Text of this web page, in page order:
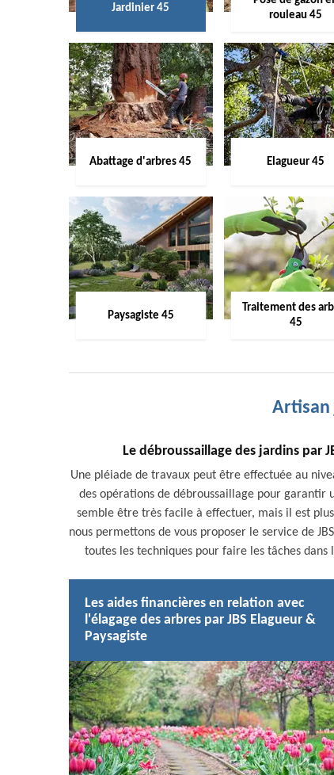
Jardinier 45
rouleau 45
Abattage d'arbres 45 Elagueur 45
Paysagiste 45
Traitement des
45
Artisan
Le débroussaillage des jardins par
Une pléiade de travaux peut être effectuée au
des opérations de débroussaillage pour garantir
semble être très facile à effectuer, mais il est
nous permettons de vous proposer le service de
toutes les techniques pour faire les tâches
Les aides financières en relation avec
l'élagage des arbres par JBS Elagueur &
Paysagiste